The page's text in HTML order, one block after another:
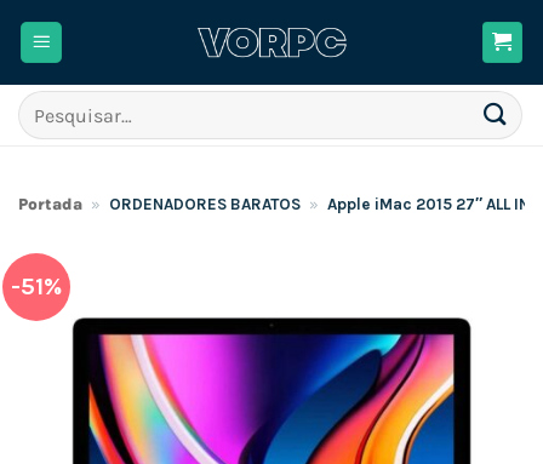
Pesquisar
por:
Portada » ORDENADORES BARATOS » Apple iMac 2015 27″ ALL IN
-51%